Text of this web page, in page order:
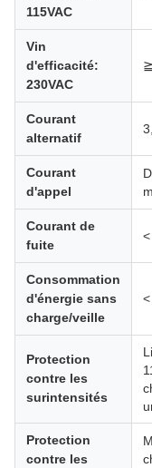
115VAC
Vin
d'efficacité:
230VAC
Courant
alternatif
Courant
d'appel
Courant de
fuite
Consommation
d'énergie sans
charge/veille
Protection
contre les
surintensités
Protection
contre les